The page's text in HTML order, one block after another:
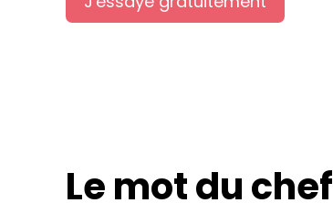
Le mot du chef